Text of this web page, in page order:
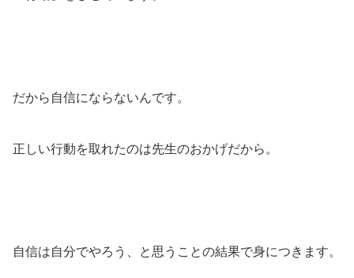
だから自信にならないんです。
正しい行動を取れたのは先生のおかげだから。
自信は自分でやろう、と思うことの結果で身につきます。